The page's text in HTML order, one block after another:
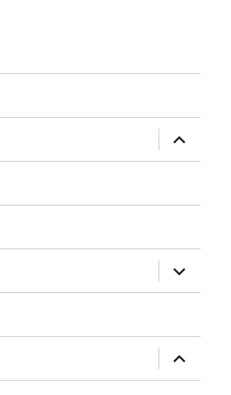
展
開
子
展
開
子
展
開
子